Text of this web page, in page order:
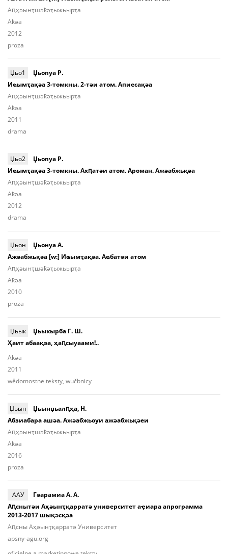
Аԥ­ҳәынҭ­шәҟәҭы­жьыp­ҭа
Aҟәа
2012
proza
Џьо1
Џьопуа Р.
Иҩымҭақәа 3-томкны. 2-тәи атом. Апиесақәа
Аԥ­ҳәынҭ­шәҟәҭы­жьыp­ҭа
Aҟәа
2011
drama
Џьо2
Џьопуа Р.
Иҩымҭақәа 3-томкны. Ахԥатәи атом. Ароман. Ажәабжьқәа
Аԥ­ҳәынҭ­шәҟәҭы­жьыp­ҭа
Aҟәа
2012
drama
Џьон
Џьонуа А.
Ажәабжьқәа [w:] Иҩымҭақәа. Аҩбатәи атом
Аԥ­ҳәынҭ­шәҟәҭы­жьыр­ҭa
Aҟәа
2010
proza
Џьык
Џьыкырба Г. Ш.
Ҳаит абаақәа, ҳаԥсыуаами!..
Aҟәа
2011
wědomostne teksty, wučbnicy
Џьын
Џьынџьалԥҳа, Н.
Абзиабара ашәа. Ажәабжьоуи ажәабжьқәеи
Аԥ­ҳәынҭ­шәҟәҭы­жьыp­ҭа
Aҟәа
2016
proza
ААУ
Гәарамиа А. А.
Аԥснытәи Аҳәынҭ­қар­ратә университет аҿиара апрограмма
2013-2017 шықәсқәа
Аԥсны Аҳәынҭ­қар­ратә Университет
apsny-agu.org